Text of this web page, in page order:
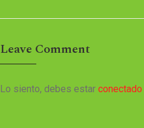
Leave Comment
Lo siento, debes estar conectado